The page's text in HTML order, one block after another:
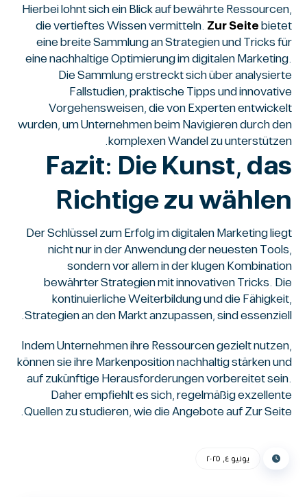
Hierbei lohnt sich ein Blick auf bewährte Ressourcen,
die vertieftes Wissen vermitteln. Zur Seitebietet
eine breite Sammlung an Strategien und Tricks für
eine nachhaltige Optimierung im digitalen Marketing.
Die Sammlung erstreckt sich über analysierte
Fallstudien, praktische Tipps und innovative
Vorgehensweisen, die von Experten entwickelt
wurden, um Unternehmen beim Navigieren durch den
komplexen Wandel zu unterstützen.
Fazit: Die Kunst, das
Richtige zu wählen
Der Schlüssel zum Erfolg im digitalen Marketing liegt
nicht nur in der Anwendung der neuesten Tools,
sondern vor allem in der klugen Kombination
bewährter Strategien mit innovativen Tricks. Die
kontinuierliche Weiterbildung und die Fähigkeit,
Strategien an den Markt anzupassen, sind essenziell.
Indem Unternehmen ihre Ressourcen gezielt nutzen,
können sie ihre Markenposition nachhaltig stärken und
auf zukünftige Herausforderungen vorbereitet sein.
Daher empfiehlt es sich, regelmäßig exzellente
Quellen zu studieren, wie die Angebote auf Zur Seite.
يونيو ٤, ٢٠٢٥